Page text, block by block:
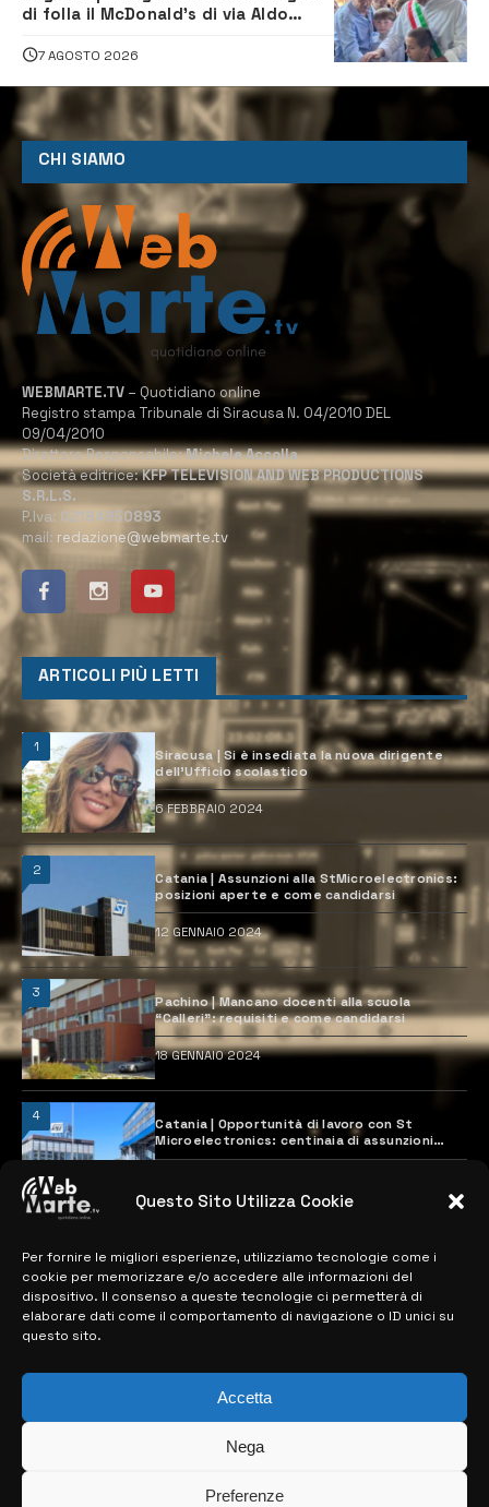
Questo Sito Utilizza Cookie
Per fornire le migliori esperienze, utilizziamo tecnologie come i
cookie per memorizzare e/o accedere alle informazioni del
dispositivo. Il consenso a queste tecnologie ci permetterà di
elaborare dati come il comportamento di navigazione o ID unici su
questo sito.
Accetta
Nega
Preferenze
di folla il McDonald’s di via Aldo
7 AGOSTO 2026
CHI SIAMO
WEBMARTE.TV – Quotidiano online
Registro stampa Tribunale di Siracusa N. 04/2010 DEL
09/04/2010
Direttore Responsabile:Michele Accolla
Società editrice:KFP TELEVISION AND WEB PRODUCTIONS
S.R.L.S.
P.Iva: 02184950893
mail: redazione@webmarte.tv
ARTICOLI PIÙ LETTI
1
Siracusa | Si è insediata la nuova dirigente
dell’Ufficio scolastico
6 FEBBRAIO 2024
2
Catania | Assunzioni alla StMicroelectronics:
posizioni aperte e come candidarsi
12 GENNAIO 2024
3
Pachino | Mancano docenti alla scuola
“Calleri”: requisiti e come candidarsi
18 GENNAIO 2024
4
Catania | Opportunità di lavoro con St
Microelectronics: centinaia di assunzioni
previste
MAPPA DEL SITO
> NOTIZIE